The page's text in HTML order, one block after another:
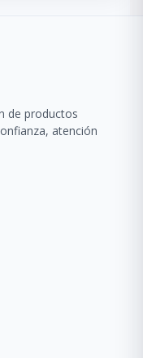
de productos
atención